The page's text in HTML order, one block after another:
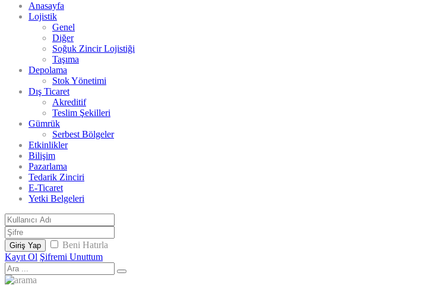
Anasayfa
Lojistik
Genel
Diğer
Soğuk Zincir Lojistiği
Taşıma
Depolama
Stok Yönetimi
Dış Ticaret
Akreditif
Teslim Şekilleri
Gümrük
Serbest Bölgeler
Etkinlikler
Bilişim
Pazarlama
Tedarik Zinciri
E-Ticaret
Yetki Belgeleri
Giriş Yap
Beni Hatırla
Kayıt Ol Şifremi Unuttum